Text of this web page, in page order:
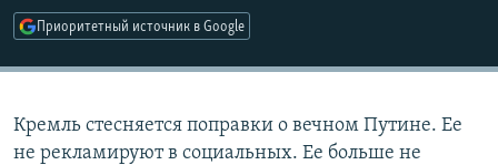
Приоритетный источник в Google
Кремль стесняется поправки о вечном Путине. Ее
не рекламируют в социальных. Ее больше не